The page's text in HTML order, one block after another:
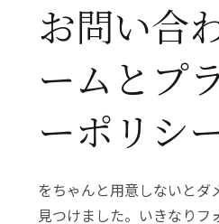
お問い合
ームとプ
ーポリシ
をちゃんと用意しないとダ
見つけました。いきなりフ